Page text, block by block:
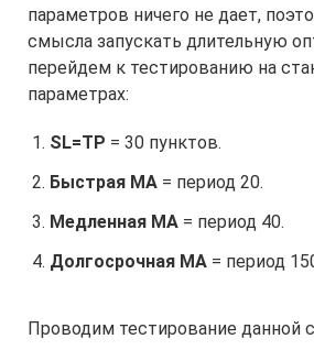
параметров ничего не дает,
смысла запускать длительную
перейдем к тестированию на
параметрах:
SL=TP = 30 пунктов.
Быстрая МА = период 20.
Медленная МА = период 40.
Долгосрочная МА = период
Проводим тестирование данной